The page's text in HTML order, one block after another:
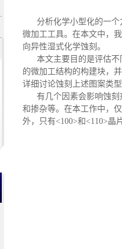
分析化学小型化的一个
微加工工具。在本文中，
向异性湿式化学蚀刻。
本文主要目的是评估不
的微加工结构的构建块，
详细讨论蚀刻上述图案类
有几个因素会影响蚀刻
和掺杂等。在本工作中，
外，只有<100>和<110>晶